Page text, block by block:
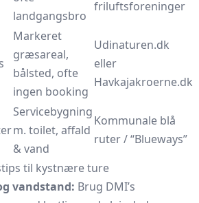
landgangsbro
friluftsforeninger
Markeret
græsareal,
bålsted, ofte
ingen booking
Udinaturen.dk
eller
Havkajakroerne.dk
Servicebygning
m. toilet, affald
& vand
Kommunale blå
ruter / “Blueways”
til kystnære ture
vandstand: Brug DMI’s